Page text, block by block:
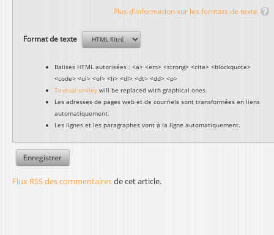
Plus d'information sur les formats de texte
Format de texte
Balises HTML autorisées : <a> <em> <strong> <cite> <blockquote>
<code> <ul> <ol> <li> <dl> <dt> <dd> <p>
Textual smiley will be replaced with graphical ones.
Les adresses de pages web et de courriels sont transformées en liens
automatiquement.
Les lignes et les paragraphes vont à la ligne automatiquement.
Flux RSS des commentairesde cet article.